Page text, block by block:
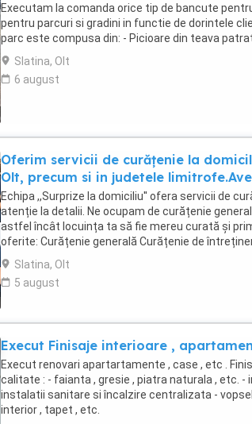
Executam la comanda orice tip de bancute
pentru parcuri si gradini in functie de dorintele
parc este compusa din: - Picioare din teava
vopsite; - Elemente din lemn ...
Slatina, Olt
6 august
Oferim servicii de curățenie la
Olt, precum si in judetele
Echipa ,,Surprize la domiciliu'' ofera servicii de
atenție la detalii. Ne ocupam de curățenie
astfel încât locuința ta să fie mereu curată și
oferite: Curățenie generală Curățenie de
jos ...
Slatina, Olt
5 august
Execut Finisaje interioare ,
Execut renovari apartartamente , case , etc .
calitate : - faianta , gresie , piatra naturala , etc. -
instalatii sanitare si încalzire centralizata -
interior , tapet , etc.